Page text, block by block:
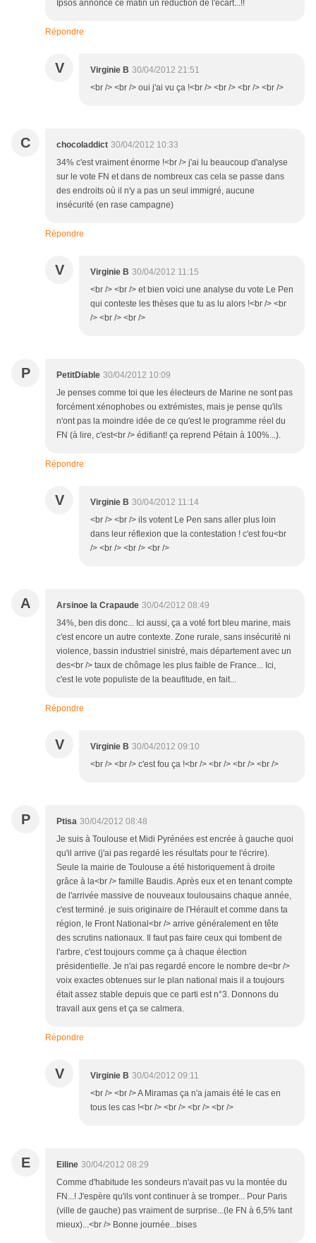
Ipsos annonce ce matin un réduction de l'écart...!!
Répondre
V Virginie B 30/04/2012 21:51
<br /> <br /> oui j'ai vu ça !<br /> <br /> <br /> <br />
C chocoladdict 30/04/2012 10:33
34% c'est vraiment énorme !<br /> j'ai lu beaucoup d'analyse
sur le vote FN et dans de nombreux cas cela se passe dans
des endroits où il n'y a pas un seul immigré, aucune
insécurité (en rase campagne)
Répondre
V Virginie B 30/04/2012 11:15
<br /> <br /> et bien voici une analyse du vote Le Pen
qui conteste les thèses que tu as lu alors !<br /> <br
/> <br /> <br />
P PetitDiable 30/04/2012 10:09
Je penses comme toi que les électeurs de Marine ne sont pas
forcément xénophobes ou extrémistes, mais je pense qu'ils
n'ont pas la moindre idée de ce qu'est le programme réel du
FN (à lire, c'est<br /> édifiant! ça reprend Pétain à 100%...).
Répondre
V Virginie B 30/04/2012 11:14
<br /> <br /> ils votent Le Pen sans aller plus loin
dans leur réflexion que la contestation ! c'est fou<br
/> <br /> <br /> <br />
A Arsinoe la Crapaude 30/04/2012 08:49
34%, ben dis donc... Ici aussi, ça a voté fort bleu marine, mais
c'est encore un autre contexte. Zone rurale, sans insécurité ni
violence, bassin industriel sinistré, mais département avec un
des<br /> taux de chômage les plus faible de France... Ici,
c'est le vote populiste de la beaufitude, en fait...
Répondre
V Virginie B 30/04/2012 09:10
<br /> <br /> c'est fou ça !<br /> <br /> <br /> <br />
P Ptisa 30/04/2012 08:48
Je suis à Toulouse et Midi Pyrénées est encrée à gauche quoi
qu'il arrive (j'ai pas regardé les résultats pour te l'écrire).
Seule la mairie de Toulouse a été historiquement à droite
grâce à la<br /> famille Baudis. Après eux et en tenant compte
de l'arrivée massive de nouveaux toulousains chaque année,
c'est terminé. je suis originaire de l'Hérault et comme dans ta
région, le Front National<br /> arrive généralement en tête
des scrutins nationaux. Il faut pas faire ceux qui tombent de
l'arbre, c'est toujours comme ça à chaque élection
présidentielle. Je n'ai pas regardé encore le nombre de<br />
voix exactes obtenues sur le plan national mais il a toujours
était assez stable depuis que ce parti est n°3. Donnons du
travail aux gens et ça se calmera.
Répondre
V Virginie B 30/04/2012 09:11
<br /> <br /> A Miramas ça n'a jamais été le cas en
tous les cas !<br /> <br /> <br /> <br />
E Eiline 30/04/2012 08:29
Comme d'habitude les sondeurs n'avait pas vu la montée du
FN...! J'espère qu'ils vont continuer à se tromper... Pour Paris
(ville de gauche) pas vraiment de surprise...(le FN à 6,5% tant
mieux)...<br /> Bonne journée...bises